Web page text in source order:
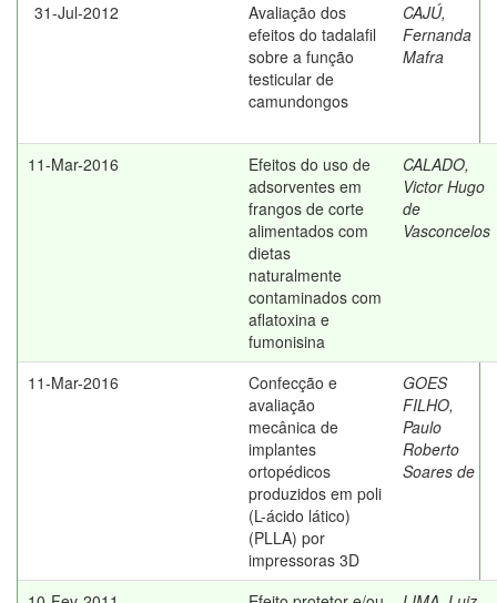
31-Jul-2012
Avaliação dos
efeitos do tadalafil
sobre a função
testicular de
camundongos
CAJÚ,
Fernanda
Mafra
11-Mar-2016
Efeitos do uso de
adsorventes em
frangos de corte
alimentados com
dietas
naturalmente
contaminados com
aflatoxina e
fumonisina
CALADO,
Victor Hugo
de
Vasconcelos
11-Mar-2016
Confecção e
avaliação
mecânica de
implantes
ortopédicos
produzidos em poli
(L-ácido lático)
(PLLA) por
impressoras 3D
GOES
FILHO,
Paulo
Roberto
Soares de